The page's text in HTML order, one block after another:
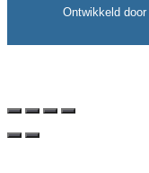
Ontwikkeld door